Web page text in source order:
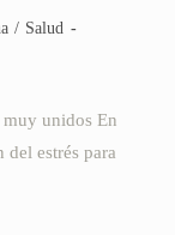
/ Salud
muy unidos En
del estrés para